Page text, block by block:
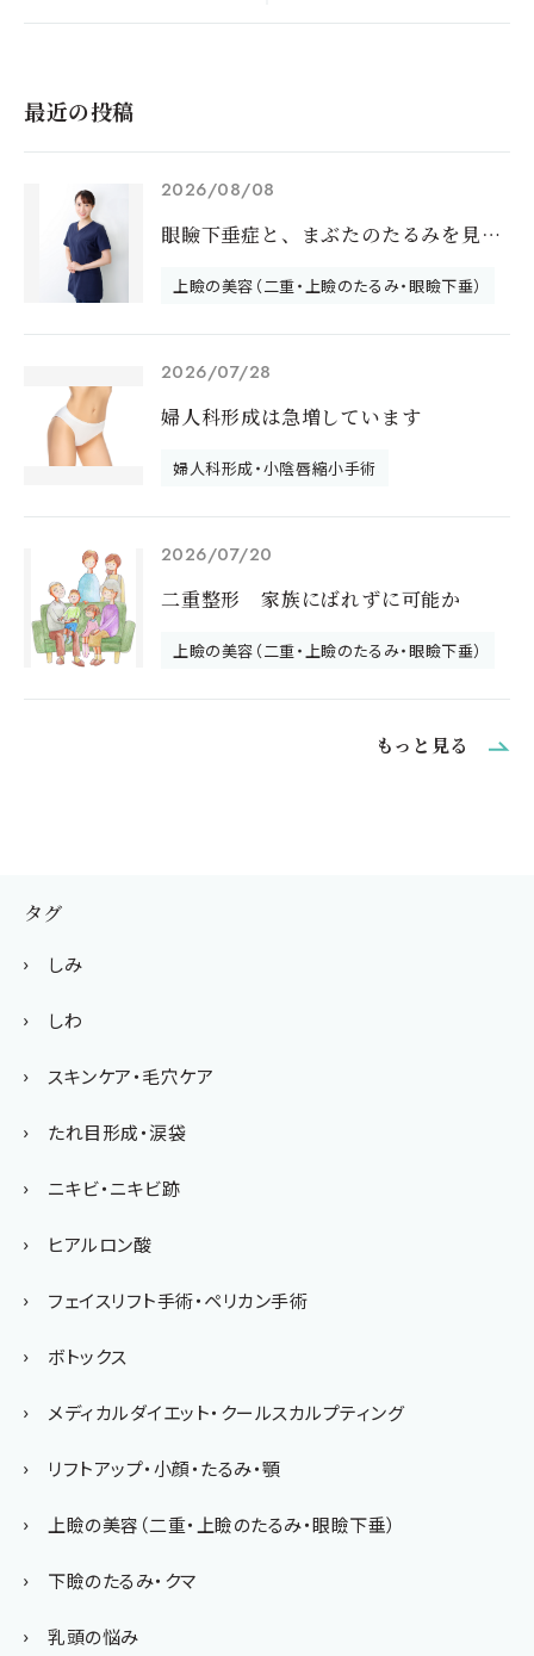
最近の投稿
2026/08/08
眼瞼下垂症と、まぶたのたるみを見分けるに
上瞼の美容（二重・上瞼のたるみ・眼瞼下垂）
2026/07/28
婦人科形成は急増しています
婦人科形成・小陰唇縮小手術
2026/07/20
二重整形 家族にばれずに可能か
上瞼の美容（二重・上瞼のたるみ・眼瞼下垂）
もっと見る
タグ
しみ
しわ
スキンケア・毛穴ケア
たれ目形成・涙袋
ニキビ・ニキビ跡
ヒアルロン酸
フェイスリフト手術・ペリカン手術
ボトックス
メディカルダイエット・クールスカルプティング
リフトアップ・小顔・たるみ・顎
上瞼の美容（二重・上瞼のたるみ・眼瞼下垂）
下瞼のたるみ・クマ
乳頭の悩み